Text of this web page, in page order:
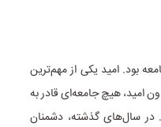
بود. امید یکی از مهم‌ترین
امید، هیچ جامعه‌ای قادر به
سال‌های گذشته، دشمنان